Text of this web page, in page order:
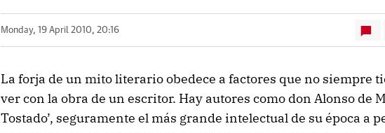
Monday, 19 April 2010, 20:16
La forja de un mito literario obedece a factores que no siempre
ver con la obra de un escritor. Hay autores como don Alonso de
Tostado’, seguramente el más grande intelectual de su época a